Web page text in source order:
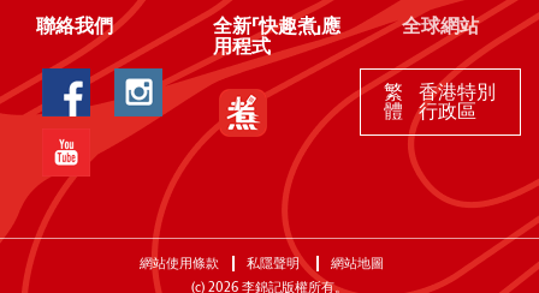
聯絡我們
全新「快趣煮」應
用程式
全球網站
繁
體
香港特別
行政區
網站使用條款 私隱聲明
網站地圖
(c) 2026 李錦記版權所有。